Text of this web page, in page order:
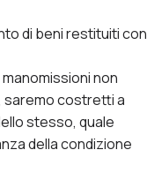
di beni restituiti con
non
saremo costretti a
stesso, quale
della condizione